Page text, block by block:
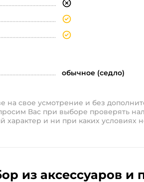
обычное (седло)
на свое усмотрение и без
Вас при выборе проверять
и ни при каких условиях
из аксессуаров и